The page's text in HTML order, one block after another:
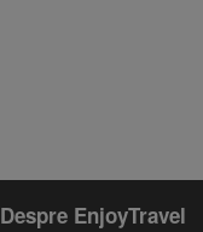
Despre EnjoyTravel